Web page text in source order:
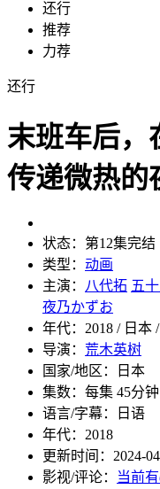
还行
推荐
力荐
还行
末班车后，
传递微热的
状态： 第12集完结
类型： 动画
主演：
八代拓 五
夜乃かずお
年代： 2018 / 日本
导演： 荒木英树
国家/地区：
日本
集数： 每集 45分钟
语言/字幕：
日语
年代： 2018
更新时间： 2024-
影视/评论：
当前有